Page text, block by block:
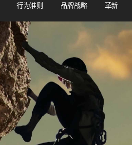
行为准则 品牌战略 革新